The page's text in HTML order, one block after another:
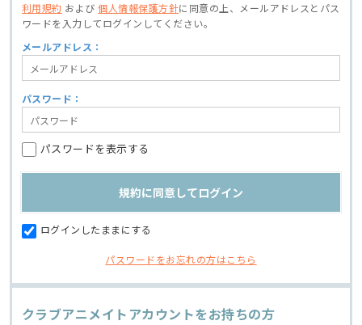
利用規約 および個人情報保護方針に同意の上、
メールアドレスとパス
ワードを入力してログインしてください。
メールアドレス：
パスワード：
パスワードを表示する
ログインしたままにする
パスワードをお忘れの方はこちら
クラブアニメイトアカウントをお持ちの方